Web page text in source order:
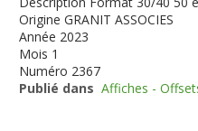
Origine GRANIT ASSOCIES
Année 2023
Mois 1
Numéro 2367
Publié dans Affiches -